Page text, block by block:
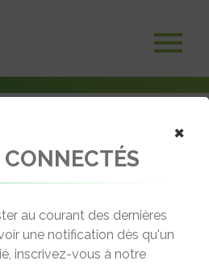
au Bourget son futur avion électrique
×
CONNECTÉS
au courant des dernières
une notification dès qu'un
inscrivez-vous à notre